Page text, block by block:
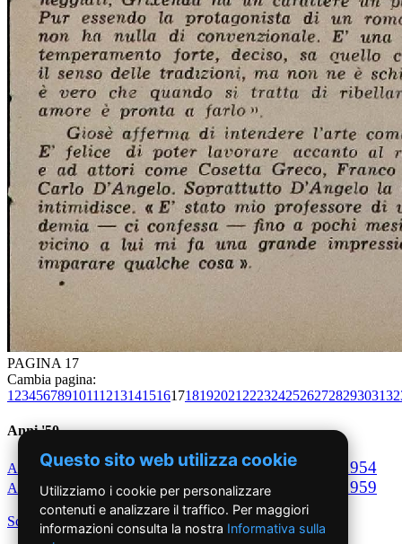
PAGINA 17
Cambia pagina:
1 23456789101112131415161718192021 2223242526272829303132
Anni '50
Anno1950Anno1951 Anno1952 Anno1953 1954
Anno 1955Anno1956 Anno1957Anno1958 1959
Scegli per decennio
Questo sito web utilizza cookie
Utilizziamo i cookie per personalizzare
contenuti e analizzare il traffico. Per maggiori
informazioni consulta la nostra Informativa sulla